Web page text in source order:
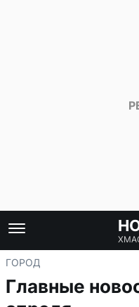
ГОРОД
Главные